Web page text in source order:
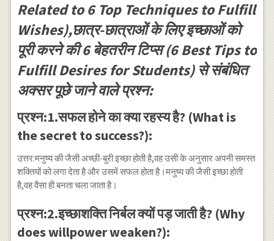
Related to 6 Top Techniques to Fulfill
Wishes),छात्र-छात्राओं के लिए इच्छाओं को
पूरी करने की 6 बेहतरीन टिप्स (6 Best Tips to
Fulfill Desires for Students) से संबंधित
अक्सर पूछे जाने वाले प्रश्न:
प्रश्न:1.सफल होने का क्या रहस्य है? (What is
the secret to success?):
उत्तर:मनुष्य की जैसी अच्छी-बुरी इच्छा होती है,वह उसी के अनुसार अपनी समस्त
शक्तियों को लगा देता है और उसमें सफल होता है।मनुष्य की जैसी इच्छा होती
है,वह वैसा ही बनता चला जाता है।
प्रश्न:2.इच्छाशक्ति निर्बल क्यों पड़ जाती है? (Why
does willpower weaken?):